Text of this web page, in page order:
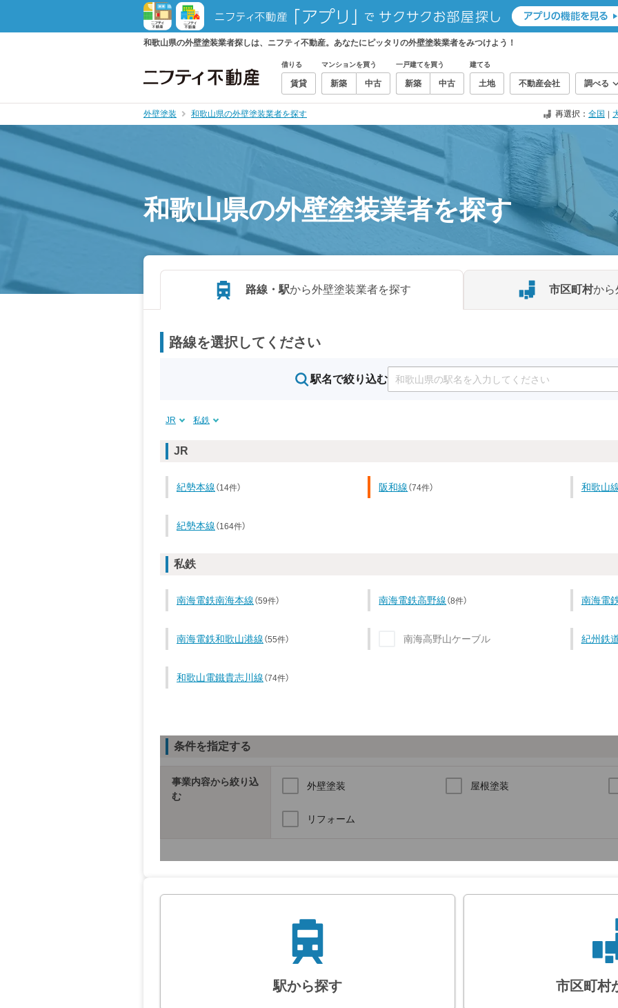
和歌山県の外壁塗装業者探しは、ニフティ不動産。あなたにピッタリの外壁塗装業者をみつけよう！
借りる
賃貸
マンションを買う
新築 中古
一戸建てを買う
新築 中古
建てる
土地 不動産会社 調べる
外壁塗装 和歌山県の外壁塗装業者を探す 再選択： 全国 ｜
和歌山県の外壁塗装業者を探す
路線・駅から外壁塗装業者を探す 市区町村から
路線を選択してください
駅名で絞り込む
JR 私鉄
JR
紀勢本線 （14件） 阪和線 （74件） 和歌山
紀勢本線 （164件）
私鉄
南海電鉄南海本線 （59件） 南海電鉄高野線 （8件） 南海電
南海電鉄和歌山港線 （55件） 南海高野山ケーブル 紀州鉄
和歌山電鐵貴志川線 （74件）
条件を指定する
事業内容から絞り込
む
外壁塗装 屋根塗装
リフォーム
駅から探す 市区町村